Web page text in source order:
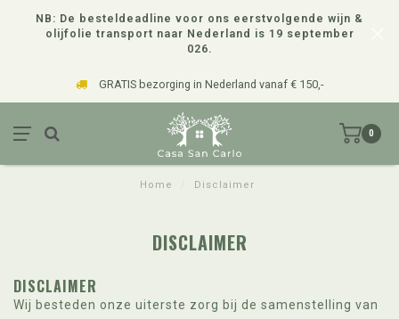
NB: De besteldeadline voor ons eerstvolgende wijn &
olijfolie transport naar Nederland is 19 september
026.
GRATIS bezorging in Nederland vanaf € 150,-
0
Home Disclaimer
DISCLAIMER
DISCLAIMER
Wij besteden onze uiterste zorg bij de samenstelling van